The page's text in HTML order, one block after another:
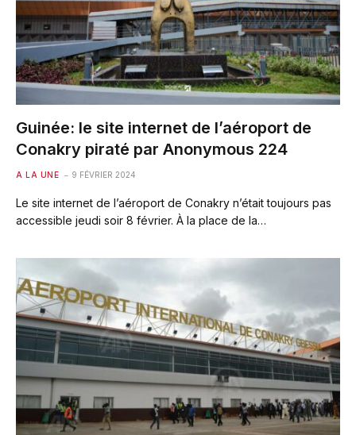
Guinée: le site internet de l’aéroport de
Conakry piraté par Anonymous 224
A LA UNE 9 FÉVRIER 2024
Le site internet de l’aéroport de Conakry n’était toujours pas
accessible jeudi soir 8 février. À la place de la…